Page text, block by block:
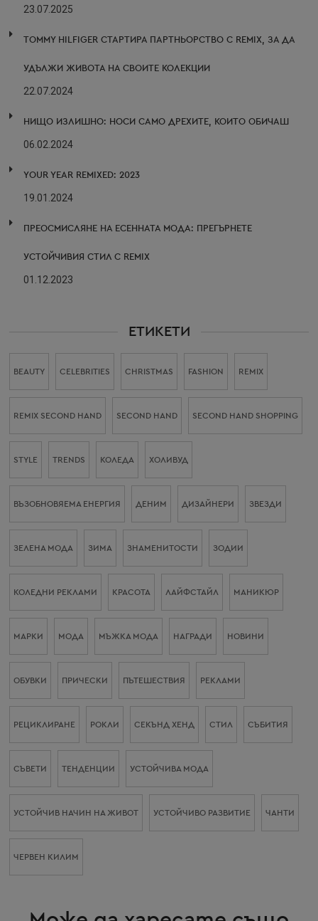
23.07.2025
TOMMY HILFIGER СТАРТИРА ПАРТНЬОРСТВО С REMIX, ЗА ДА
УДЪЛЖИ ЖИВОТА НА СВОИТЕ КОЛЕКЦИИ
22.07.2024
НИЩО ИЗЛИШНО: НОСИ САМО ДРЕХИТЕ, КОИТО ОБИЧАШ
06.02.2024
YOUR YEAR REMIXED: 2023
19.01.2024
ПРЕОСМИСЛЯНЕ НА ЕСЕННАТА МОДА: ПРЕГЪРНЕТЕ
УСТОЙЧИВИЯ СТИЛ С REMIX
01.12.2023
ЕТИКЕТИ
BEAUTY CELEBRITIES CHRISTMAS FASHION REMIX
REMIX SECOND HAND SECOND HAND SECOND HAND SHOPPING
STYLE TRENDS КОЛЕДА ХОЛИВУД
ВЪЗОБНОВЯЕМА ЕНЕРГИЯ ДЕНИМ ДИЗАЙНЕРИ ЗВЕЗДИ
ЗЕЛЕНА МОДА ЗИМА ЗНАМЕНИТОСТИ ЗОДИИ
КОЛЕДНИ РЕКЛАМИ КРАСОТА ЛАЙФСТАЙЛ МАНИКЮР
МАРКИ МОДА МЪЖКА МОДА НАГРАДИ НОВИНИ
ОБУВКИ ПРИЧЕСКИ ПЪТЕШЕСТВИЯ РЕКЛАМИ
РЕЦИКЛИРАНЕ РОКЛИ СЕКЪНД ХЕНД СТИЛ СЪБИТИЯ
СЪВЕТИ ТЕНДЕНЦИИ УСТОЙЧИВА МОДА
УСТОЙЧИВ НАЧИН НА ЖИВОТ УСТОЙЧИВО РАЗВИТИЕ ЧАНТИ
ЧЕРВЕН КИЛИМ